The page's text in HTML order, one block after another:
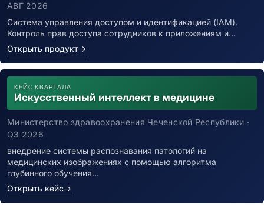
АВГ 2026
Система управления доступом и идентификацией (IAM).
Контроль прав доступа сотрудников к приложениям и…
Открыть продукт→
КЕЙС КВАРТАЛА
Искусственный интеллект в медицине
Министерство здравоохранения Чеченской Республики ·
Q3 2026
внедрение системы распознавания патологий на
медицинских изображениях с помощью алгоритма
глубинного обучения…
Открыть кейс→